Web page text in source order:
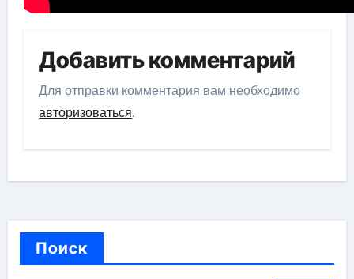
Добавить комментарий
Для отправки комментария вам необходимо
авторизоваться.
Поиск